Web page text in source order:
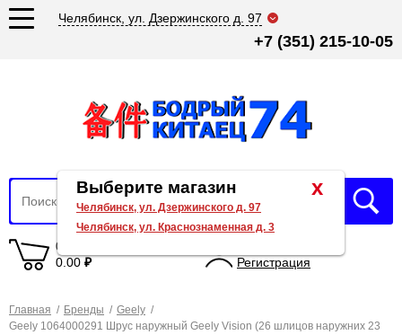
Челябинск, ул. Дзержинского д. 97
+7 (351) 215-10-05
0 товаров
0.00 ₽
Регистрация
Главная / Бренды / Geely /
Geely 1064000291 Шрус наружный Geely Vision (26 шлицов наружних 23
x
Выберите магазин
Челябинск, ул. Дзержинского д. 97
Челябинск, ул. Краснознаменная д. 3